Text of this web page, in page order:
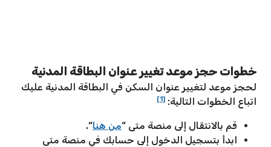
خطوات حجز موعد تغيير عنوان البطاقة المدنية
لحجز موعد لتغيير عنوان السكن في البطاقة المدنية عليك
اتباع الخطوات التالية: [1]
قم بالانتقال إلى منصة متى “من هنا“.
ابدأ بتسجيل الدخول إلى حسابك في منصة متى